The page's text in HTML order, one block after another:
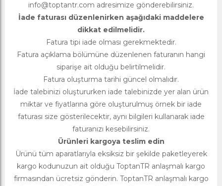
info@toptantr.com adresimize gönderebilirsiniz.
İade faturası düzenlenirken aşağıdaki maddelere
dikkat edilmelidir.
Fatura tipi iade olması gerekmektedir.
Fatura açıklama bölümüne düzenlenen faturanın hangi
siparişe ait olduğu belirtilmelidir.
Fatura oluşturma tarihi güncel olmalıdır.
İade talebinizi oluştururken iade talebinizde yer alan ürün
miktar ve fiyatlarına göre oluşturulmuş örnek bir iade
faturası size gösterilecektir, aynı bilgileri kullanarak iade
faturanızı kesebilirsiniz.
Ürünleri kargoya teslim edin
Ürünü tüm aparatlarıyla eksiksiz bir şekilde paketleyerek
kargo kodunuzun ait olduğu ToptanTR anlaşmalı kargo
firmasından ücretsiz gönderin. ToptanTR anlaşmalı kargo